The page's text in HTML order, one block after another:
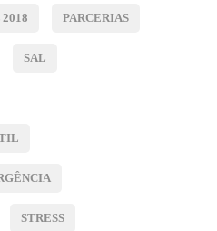
PARCERIAS
SAL
STRESS